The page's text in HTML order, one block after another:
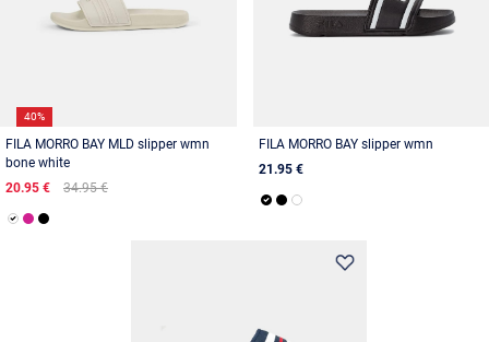
40%
FILA MORRO BAY MLD slipper wmn
bone white
20.95 €
34.95 €
FILA MORRO BAY slipper wmn
21.95 €